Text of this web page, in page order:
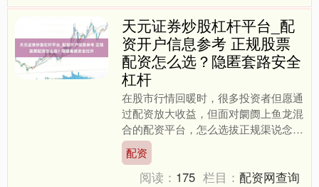
天元证券炒股杠杆平台_配
资开户信息参考 正规股票
配资怎么选？隐匿套路安全
杠杆
在股市行情回暖时，很多投资者但愿通
过配资放大收益，但面对阛阓上鱼龙混
合的配资平台，怎么选拔正规渠说念、
隐匿套路罗网，成为保险资金安全的要
津。本文将为您梳理正规股....
配资
阅读： 175 栏目：配资网查询